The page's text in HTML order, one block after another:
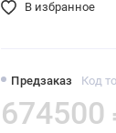
Предзаказ Код
674500
В избранное